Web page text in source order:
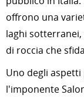
offrono una
laghi
di roccia che
Uno degli
l'imponente